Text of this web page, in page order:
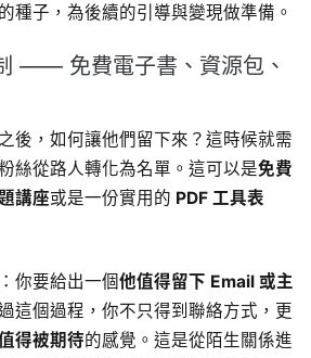
種子，為後續的引導與變現做準備。
—— 免費電子書、資源包、
後，如何讓他們留下來？這時候就需
絲從路人轉化為名單。這可以是免費
講座或是一份實用的 PDF 工具表
你要給出一個他值得留下 Email 或主
這個過程，你不只得到聯絡方式，更
得被期待的感覺。這是從陌生關係進